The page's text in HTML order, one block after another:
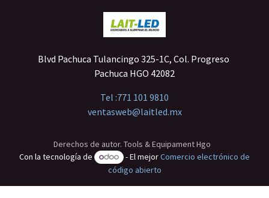
Blvd Pachuca Tulancingo 325-1C, Col. Progreso
Pachuca HGO 42082
Tel :771 101 9810
ventasweb@laitled.mx
Derechos de autor. Tools & Equipament Hgo
Con la tecnología de
- El mejorComercio electrónico de
código abierto